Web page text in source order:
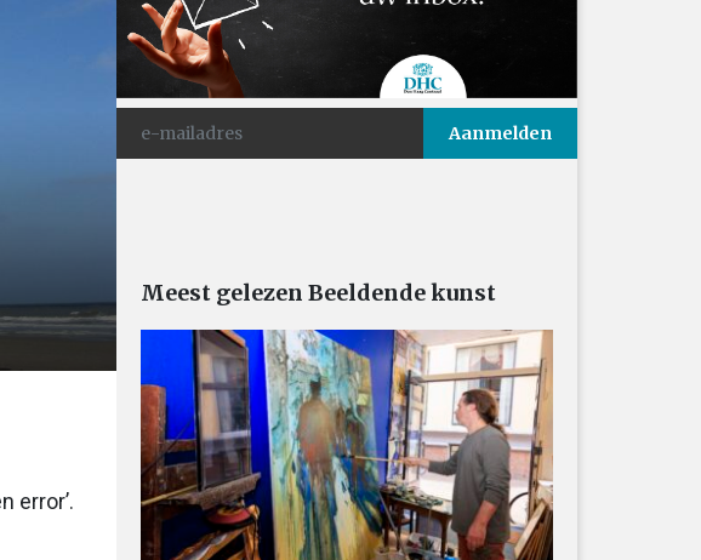
error’.
Meest gelezen Beeldende kunst